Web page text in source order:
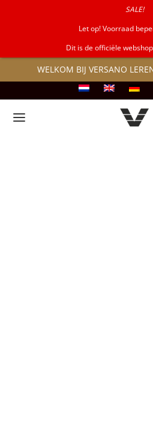
WELKOM BIJ VERSANO
SALE!
Let op! Voorraad
Dit is de officiële webshop